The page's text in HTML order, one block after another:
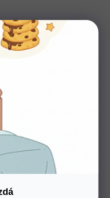
výběrem?
vám a se vším